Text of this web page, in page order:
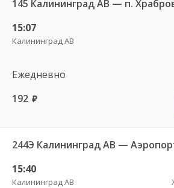
15:07
Калининград АВ
Ежедневно
192 руб.
244Э Калининград АВ —
15:40
Калининград АВ